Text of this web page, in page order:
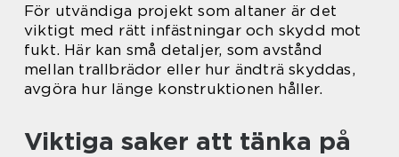
För utvändiga projekt som altaner är det
viktigt med rätt infästningar och skydd mot
fukt. Här kan små detaljer, som avstånd
mellan trallbrädor eller hur ändträ skyddas,
avgöra hur länge konstruktionen håller.
Viktiga saker att tänka på